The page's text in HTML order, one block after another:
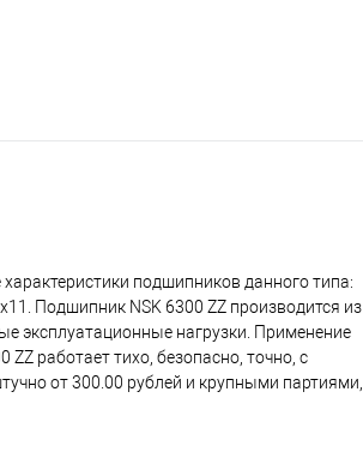
подшипников данного типа:
Подшипник NSK 6300 ZZ производится из
эксплуатационные нагрузки. Применение
работает тихо, безопасно, точно, с
от 300.00 рублей и крупными партиями,